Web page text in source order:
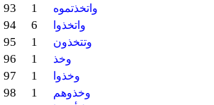
93 1 واتخذتموه
94 6 واتخذوا
95 1 وتتخذون
96 1 وخذ
97 1 وخذوا
98 1 وخذوهم